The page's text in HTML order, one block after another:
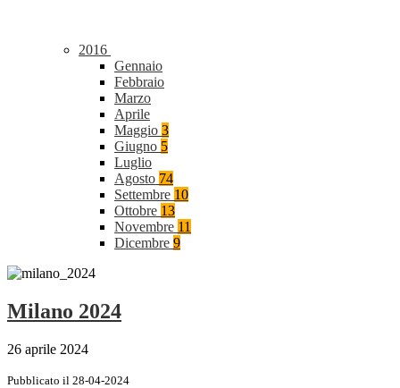
2016
Gennaio
Febbraio
Marzo
Aprile
Maggio 3
Giugno 5
Luglio
Agosto 74
Settembre 10
Ottobre 13
Novembre 11
Dicembre 9
Milano 2024
26 aprile 2024
Pubblicato il 28-04-2024